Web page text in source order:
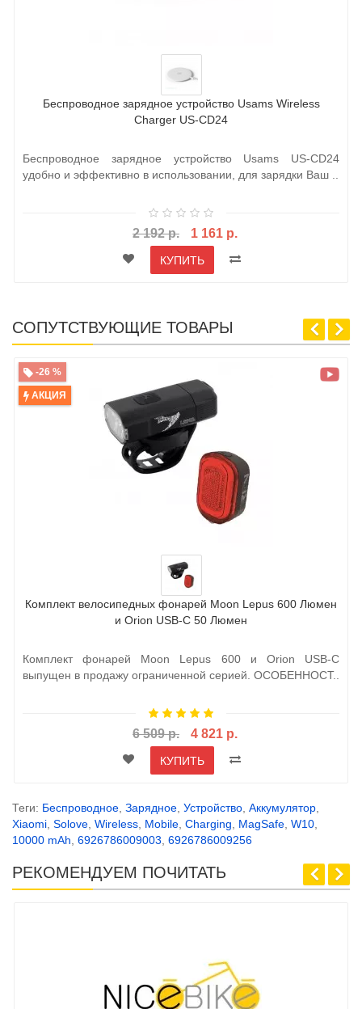
Беспроводное зарядное устройство Usams Wireless
Charger US-CD24
Беспроводное зарядное устройство Usams US-CD24
удобно и эффективно в использовании, для зарядки Ваш ..
2 192 р. 1 161 р.
КУПИТЬ
СОПУТСТВУЮЩИЕ ТОВАРЫ
-26 %
АКЦИЯ
Комплект велосипедных фонарей Moon Lepus 600 Люмен
и Orion USB-C 50 Люмен
Комплект фонарей Moon Lepus 600 и Orion USB-C
выпущен в продажу ограниченной серией. ОСОБЕННОСТ..
6 509 р. 4 821 р.
КУПИТЬ
Теги: Беспроводное Зарядное Устройство Аккумулятор
Xiaomi Solove Wireless Mobile Charging MagSafe W10
10000 mAh 6926786009003 6926786009256
РЕКОМЕНДУЕМ ПОЧИТАТЬ